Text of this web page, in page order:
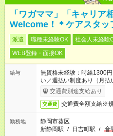
「ワガママ」「キャリア
Welcome！＊ケアスタッ
派遣 職種未経験OK 社会人未経験
WEB登録・面接OK
給与
無資格未経験：時給
い／週払い制度あり（月
完了次第のお支払いとなり
交通費別途支給あり
交通費 交通費全額支給※
勤務地
静岡市葵区
新静岡駅 / 日吉町駅 / 音